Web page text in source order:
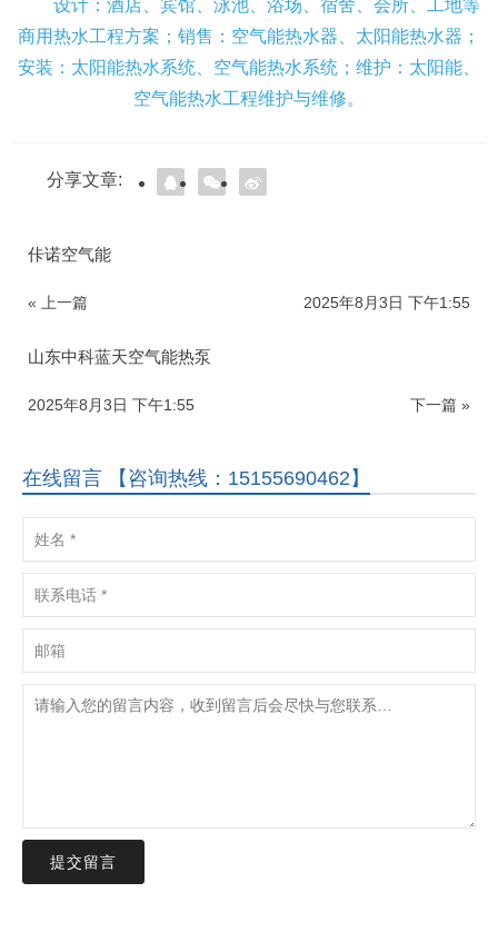
设计：酒店、宾馆、泳池、浴场、宿舍、会所、工地等
商用热水工程方案；销售：空气能热水器、太阳能热水器；
安装：太阳能热水系统、空气能热水系统；维护：太阳能、
空气能热水工程维护与维修。
分享文章:
佧诺空气能
« 上一篇 2025年8月3日 下午1:55
山东中科蓝天空气能热泵
下一篇 »
2025年8月3日 下午1:55
在线留言 【咨询热线：15155690462】
提交留言